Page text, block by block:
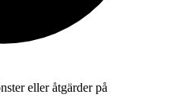
eller åtgärder på